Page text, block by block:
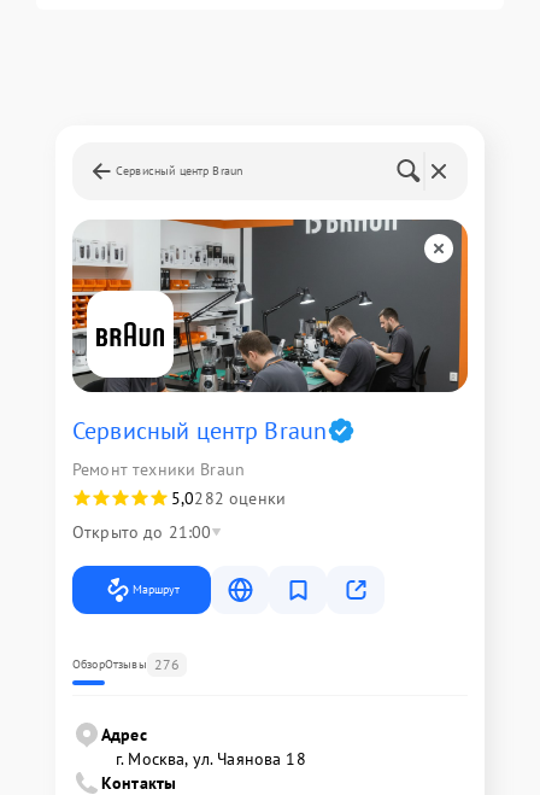
Сервисный центр Braun
Сервисный центр Braun
Ремонт техники Braun
5,0282 оценки
Открыто до 21:00
Маршрут
ОбзорОтзывы 276
Адрес
г. Москва, ул. Чаянова 18
Контакты